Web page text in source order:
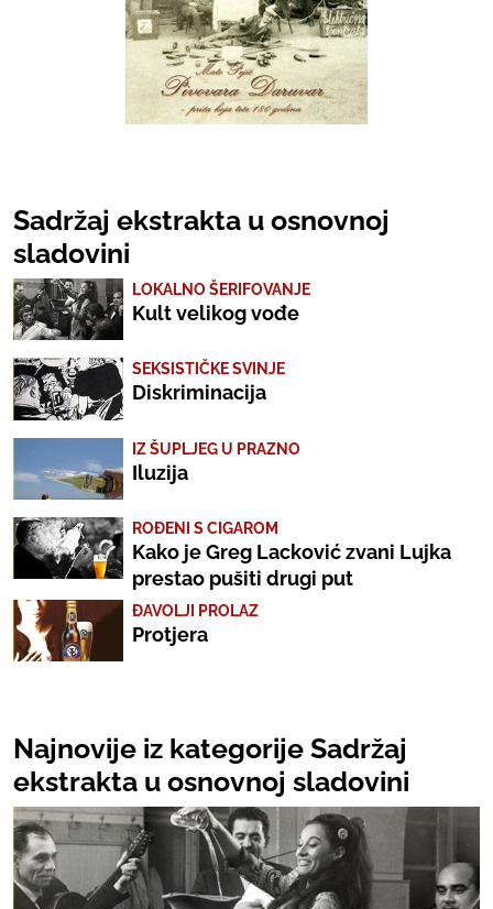
Sadržaj ekstrakta u osnovnoj
sladovini
LOKALNO ŠERIFOVANJE
Kult velikog vođe
SEKSISTIČKE SVINJE
Diskriminacija
IZ ŠUPLJEG U PRAZNO
Iluzija
ROĐENI S CIGAROM
Kako je Greg Lacković zvani Lujka
prestao pušiti drugi put
ĐAVOLJI PROLAZ
Protjera
Najnovije iz kategorije Sadržaj
ekstrakta u osnovnoj sladovini